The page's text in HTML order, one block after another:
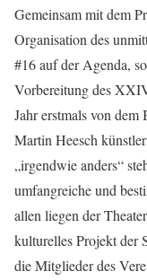
Gemeinsam mit dem
Organisation des
#16 auf der Agenda,
Vorbereitung des
Jahr erstmals von
Martin Heesch
„irgendwie anders“
umfangreiche und
allen liegen der
kulturelles Projekt der
die Mitglieder des